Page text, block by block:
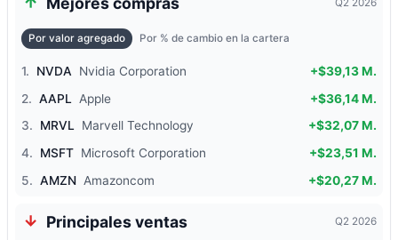
Por valor agregado Por % de cambio en la cartera
1. NVDA Nvidia Corporation
+$39,13 M.
2. AAPL Apple
+$36,14 M.
3.
MRVL Marvell Technology
+$32,07 M.
4.
MSFT Microsoft Corporation
+$23,51 M.
5. AMZN Amazoncom +$20,27 M.
Principales ventas Q2 2026